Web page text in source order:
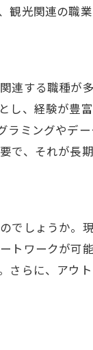
展開方法
した人々の共
の道筋
くための戦略
ポイント
千葉県東金市
よく収集する
けるトレンド
ためのチェッ
光関連の職
する職種が
、経験が豊
ミングやデ
、それが長
しょうか。
ワークが可
らに、アウ